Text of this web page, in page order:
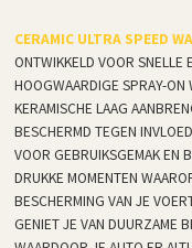
CERAMIC ULTRA SPEED
ONTWIKKELD VOOR SNELLE
HOOGWAARDIGE SPRAY-ON
KERAMISCHE LAAG
BESCHERMD TEGEN
VOOR GEBRUIKSGEMAK EN
DRUKKE MOMENTEN
BESCHERMING VAN JE
GENIET JE VAN DUURZAME